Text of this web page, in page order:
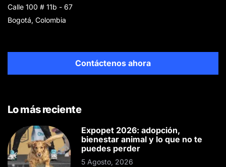
Calle 100 # 11b - 67
Bogotá, Colombia
Contáctenos ahora
Lo más reciente
Expopet 2026: adopción,
bienestar animal y lo que no te
puedes perder
5 Agosto, 2026